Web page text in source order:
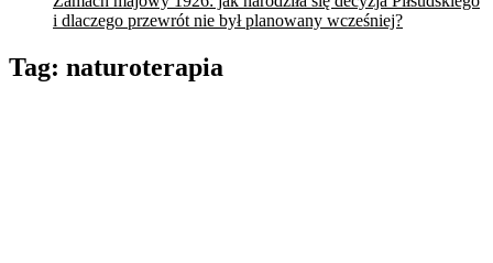
i dlaczego przewrót nie był planowany wcześniej?
Tag: naturoterapia